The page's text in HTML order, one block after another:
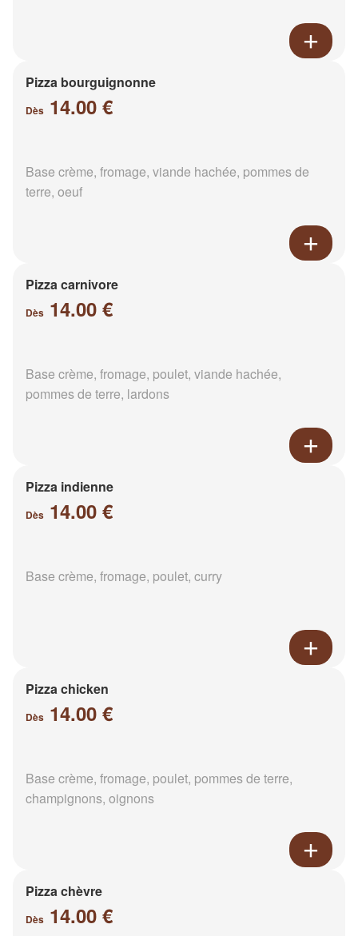
Pizza bourguignonne
Dès 14.00 €
Base crème, fromage, viande hachée, pommes de
terre, oeuf
Pizza carnivore
Dès 14.00 €
Base crème, fromage, poulet, viande hachée,
pommes de terre, lardons
Pizza indienne
Dès 14.00 €
Base crème, fromage, poulet, curry
Pizza chicken
Dès 14.00 €
Base crème, fromage, poulet, pommes de terre,
champignons, oignons
Pizza chèvre
Dès 14.00 €